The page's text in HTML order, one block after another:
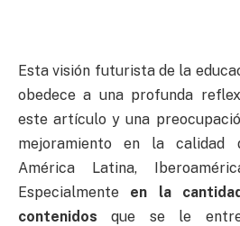
Esta visión futurista de la
obedece a una profunda
este artículo y una
mejoramiento en la calidad
América Latina,
Especialmente en la
contenidos que se le